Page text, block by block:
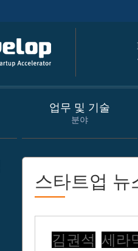
업무 및 기술
분야
스타트업 뉴
김권석 세라